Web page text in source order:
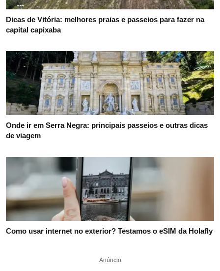
Dicas de Vitória: melhores praias e passeios para fazer na
capital capixaba
Onde ir em Serra Negra: principais passeios e outras dicas
de viagem
Como usar internet no exterior? Testamos o eSIM da Holafly
Anúncio